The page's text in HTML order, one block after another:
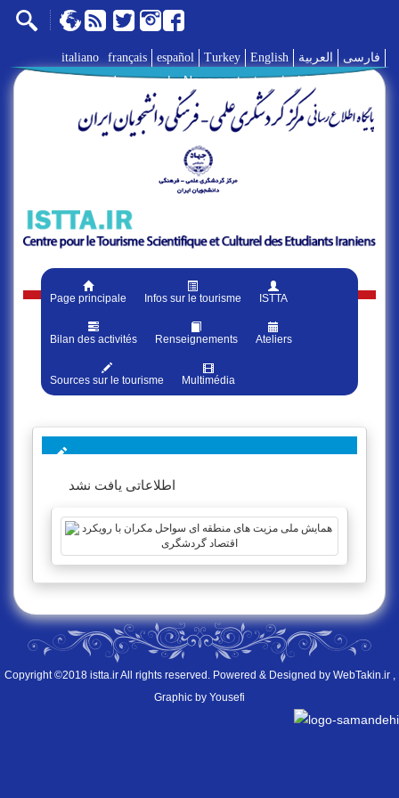
فارسی العربية English
Turkey
español
français
italiano
A propos de nous | Nous contacter | Liens
Page principale Infos sur le tourisme ISTTA
Bilan des activités Renseignements Ateliers
Sources sur le tourisme Multimédia
اطلاعاتی یافت نشد
Copyright ©2018 istta.ir All rights reserved. Powered & Designed by WebTakin.ir,
Graphic by Yousefi